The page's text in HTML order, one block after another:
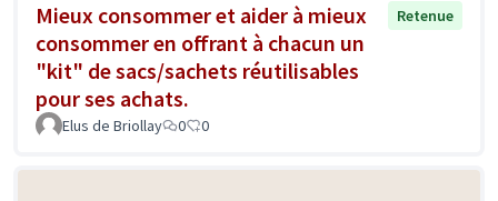
Mieux consommer et aider à mieux
consommer en offrant à chacun un
"kit" de sacs/sachets réutilisables
pour ses achats.
Retenue
Elus de Briollay 0 0